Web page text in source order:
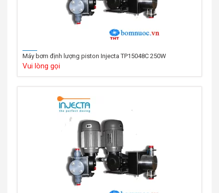
Máy bơm định lượng piston Injecta TP15048C 250W
Vui lòng gọi